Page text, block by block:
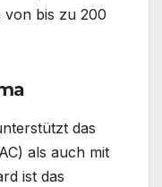
von bis zu 200
das
als auch mit
ist das